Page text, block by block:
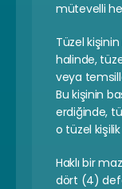
mütevelli
Tüzel
halinde,
veya
Bu kişinin
erdiğinde,
o tüzel
Haklı bir
dört (4)